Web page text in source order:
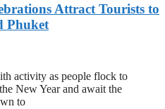
Attract Tourists to
Phuket
activity as people flock to
New Year and await the
to